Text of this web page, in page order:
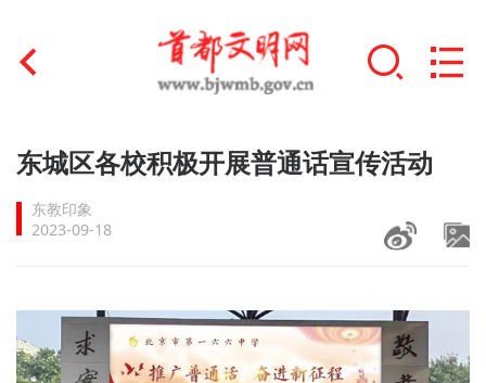
首页
文明创建
文明培育
+
未成年人思想道德建设
东城区各校积极开展普通话宣传活动
东教印象
2023-09-18